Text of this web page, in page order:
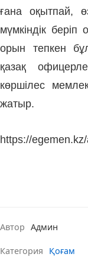
ғана оқытпай,
мүмкіндік беріп
орын тепкен
қазақ
көршілес
жатыр.
https://
Автор Админ
Категория Қоғам